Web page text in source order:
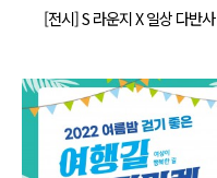
[전시] S 라운지 X 일상 다반사